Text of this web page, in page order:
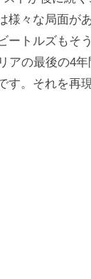
様々な局面が
ートルズもそ
アの最後の4
。それを再現